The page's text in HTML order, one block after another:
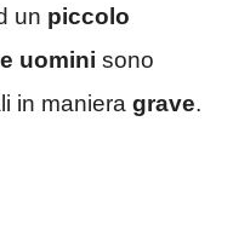
un piccolo
uomini sono
in maniera grave.